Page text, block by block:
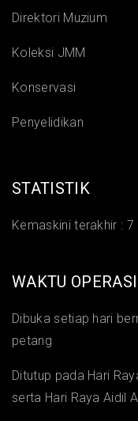
Direktori Muzium
Koleksi JMM
Konservasi
Penyelidikan
STATISTIK
Kemaskini terakhir : 7
WAKTU
Dibuka setiap hari
petang
Ditutup pada Hari
serta Hari Raya Aidil